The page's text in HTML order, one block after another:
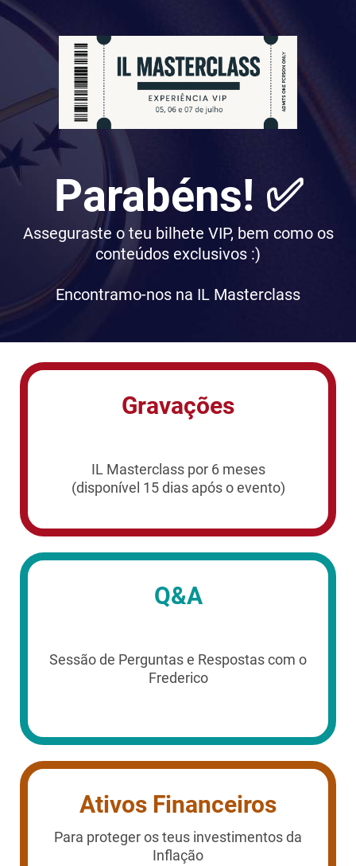
Parabéns! ✅
Asseguraste o teu bilhete VIP, bem como os
conteúdos exclusivos :)
Encontramo-nos na IL Masterclass
Gravações
IL Masterclass por 6 meses
(disponível 15 dias após o evento)
Q&A
Sessão de Perguntas e Respostas com o
Frederico
Ativos Financeiros
Para proteger os teus investimentos da
Inflação